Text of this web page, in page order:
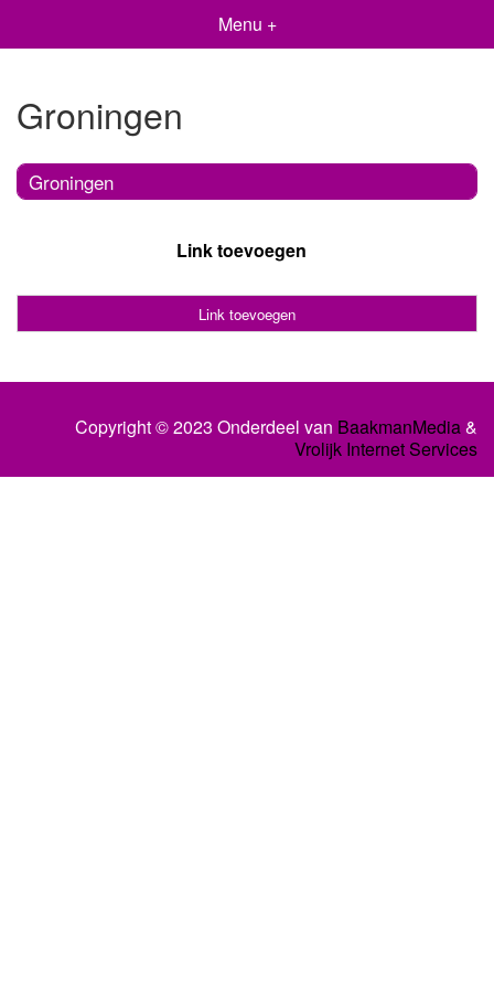
Menu +
Groningen
Groningen
Link toevoegen
Link toevoegen
Copyright © 2023 Onderdeel van BaakmanMedia&
Vrolijk Internet Services